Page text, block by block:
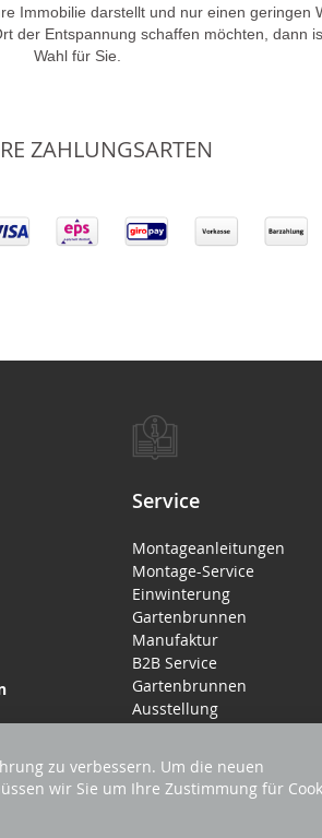
Immobilie darstellt und nur einen geringen
der Entspannung schaffen möchten, dann
Wahl für Sie.
ZAHLUNGSARTEN
Service
Montageanleitungen
Montage-Service
Einwinterung
Gartenbrunnen
Manufaktur
B2B Service
Gartenbrunnen
Ausstellung
zu verbessern. Um die neuen
wir Sie um Ihre Zustimmung für